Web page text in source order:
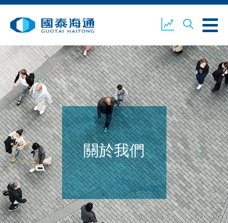
關於我們 業務概覽 公司新聞
環境、社會及企業管治 國泰海通證券 聯絡我們
開設戶口 客戶登入
關於我們